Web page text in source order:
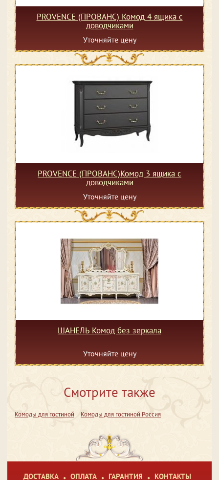
PROVENCE (ПРОВАНС) Комод 4 ящика с
доводчиками
Уточняйте цену
PROVENCE (ПРОВАНС)Комод 3 ящика с
доводчиками
Уточняйте цену
ШАНЕЛЬ Комод без зеркала
Уточняйте цену
Смотрите также
Комоды для гостиной Комоды для гостиной Россия
ДОСТАВКА ОПЛАТА ГАРАНТИЯ КОНТАКТЫ